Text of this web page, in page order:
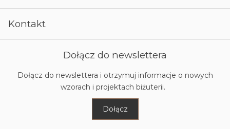
Kontakt
Dołącz do newslettera
Dołącz do newslettera i otrzymuj informacje o nowych
wzorach i projektach biżuterii.
Dołącz